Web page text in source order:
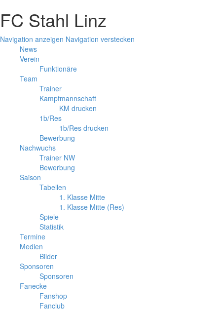
FC Stahl Linz
Navigation anzeigen Navigation verstecken
News
Verein
Funktionäre
Team
Trainer
Kampfmannschaft
KM drucken
1b/Res
1b/Res drucken
Bewerbung
Nachwuchs
Trainer NW
Bewerbung
Saison
Tabellen
1. Klasse Mitte
1. Klasse Mitte (Res)
Spiele
Statistik
Termine
Medien
Bilder
Sponsoren
Sponsoren
Fanecke
Fanshop
Fanclub